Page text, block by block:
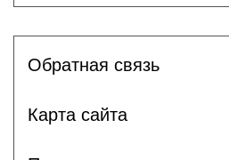
Обратная связь
Карта сайта